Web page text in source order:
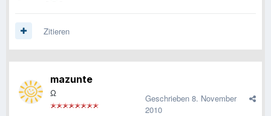
Zitieren
mazunte
Ω Geschrieben 8. November
2010